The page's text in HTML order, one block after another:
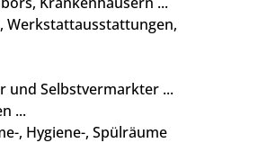
Werkstattausstattungen,
und Selbstvermarkter ...
...
, Hygiene-, Spülräume